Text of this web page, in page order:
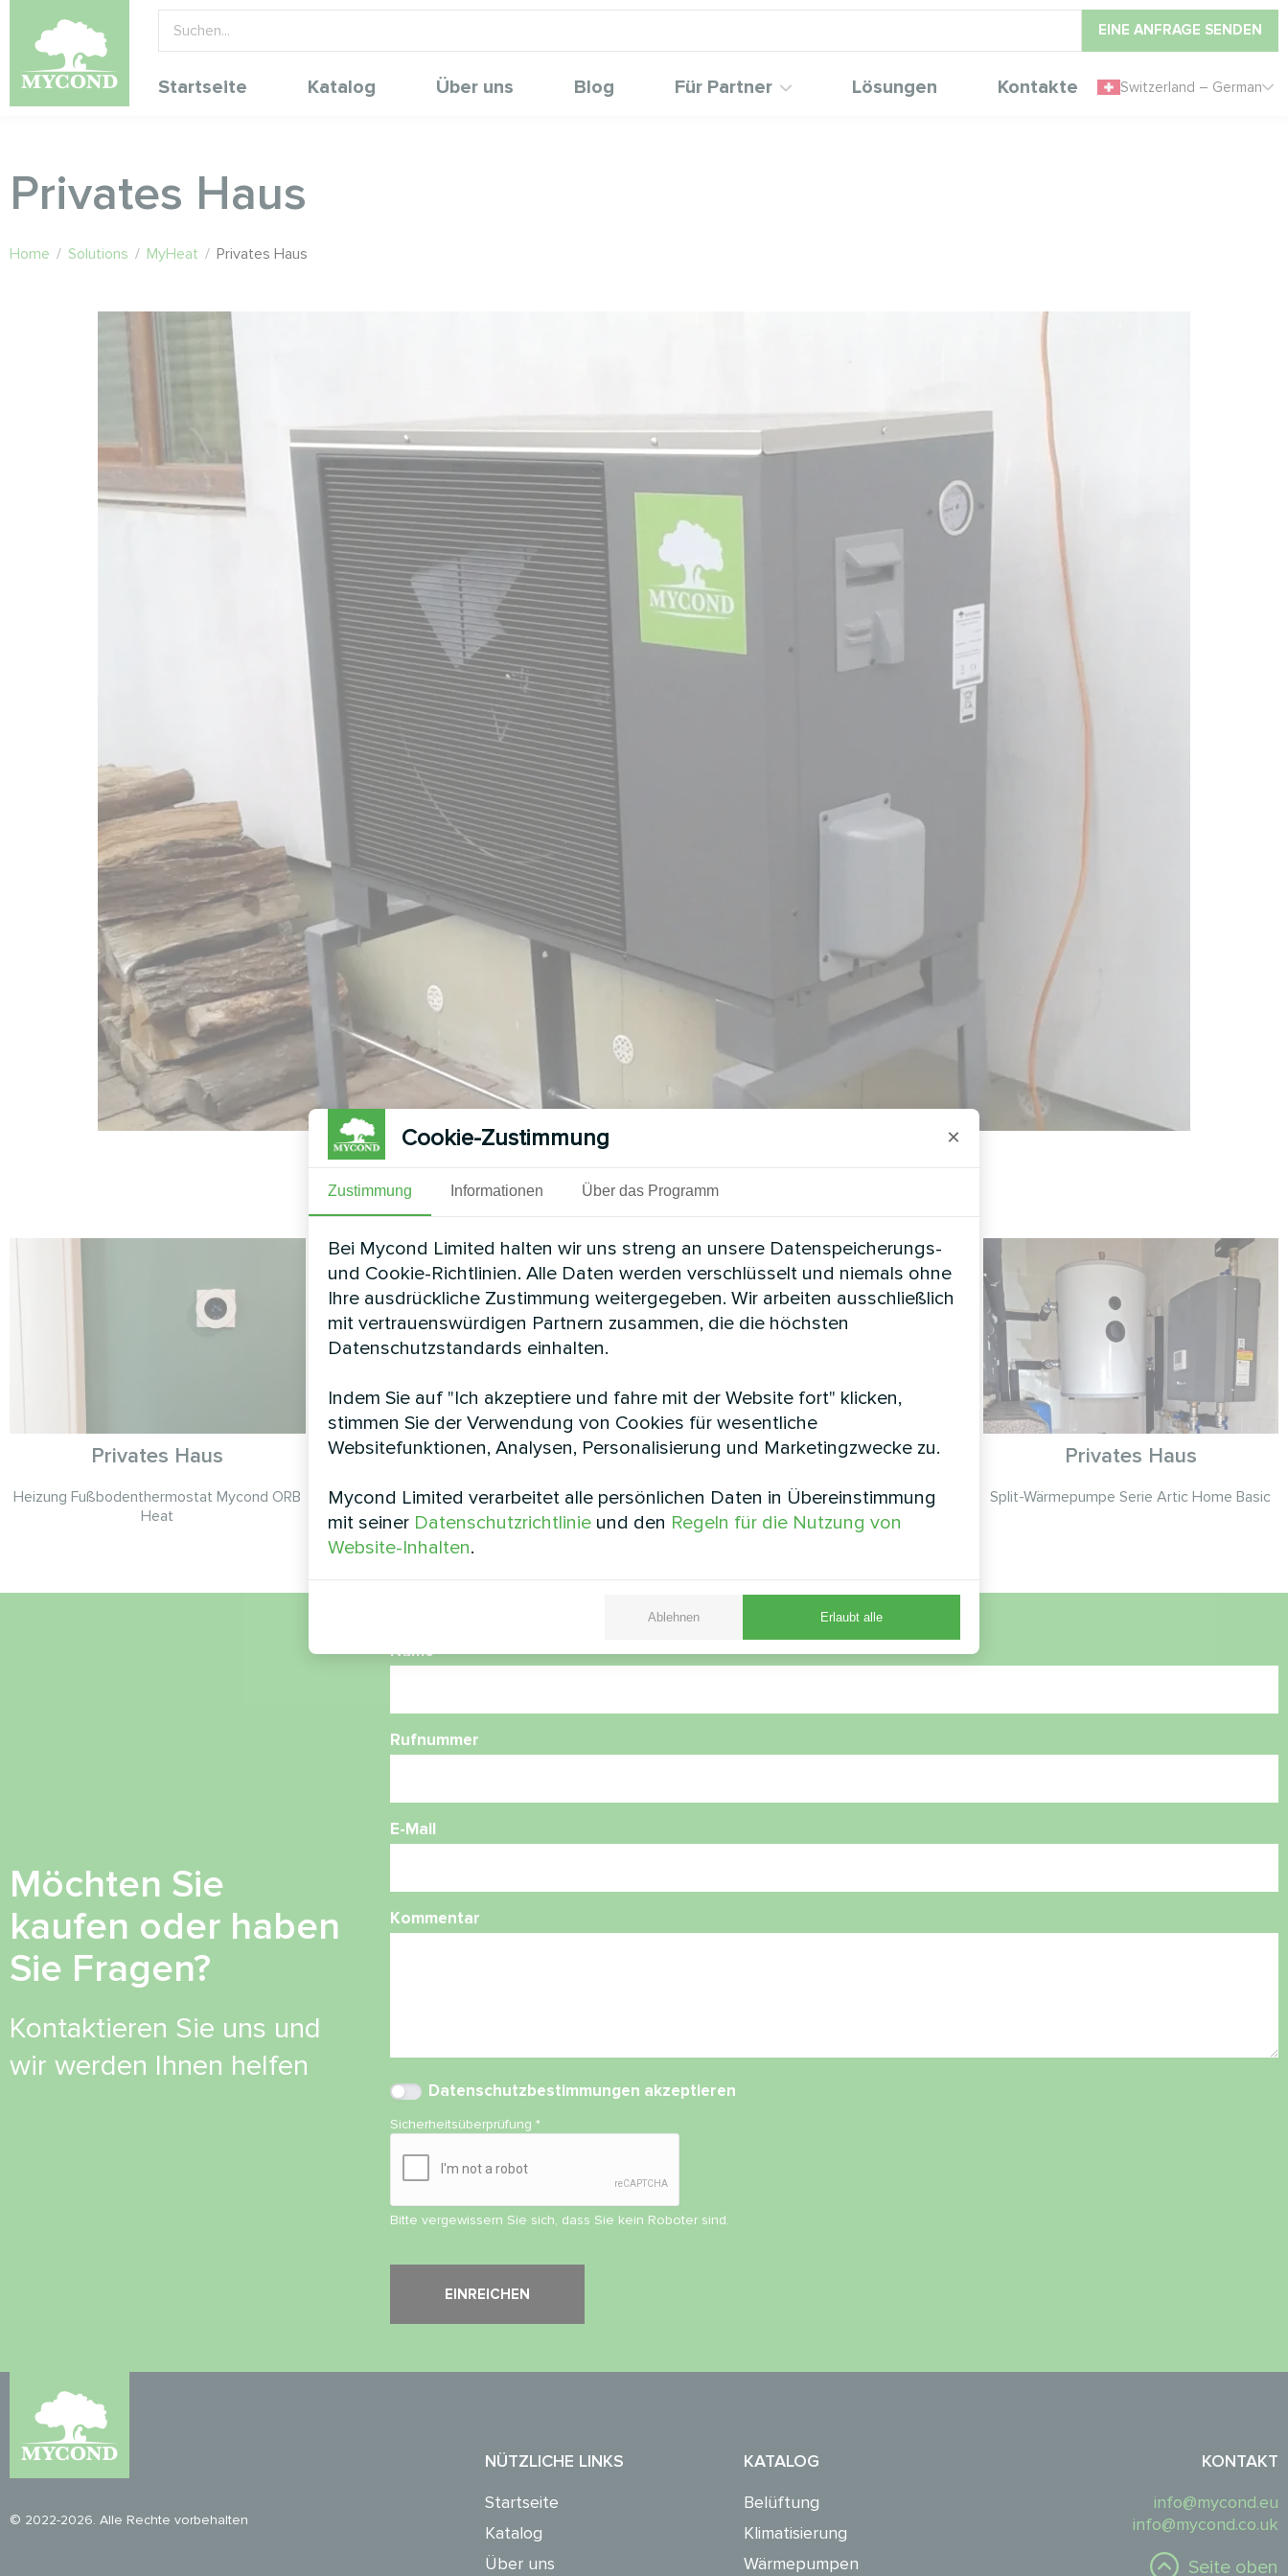
EINE ANFRAGE SENDEN
Startseite Katalog Über uns Blog Für Partner Lösungen Kontakte Switzerland – German
Privates Haus
Home / Solutions / MyHeat / Privates Haus
Siehe auch
Privates Haus
Heizung Fußbodenthermostat Mycond ORB
Heat
Amt für Wohnungswesen
Split-Wärmepumpe Hotstar-Serie und Split-
Wärmepumpe Artic Home Basic-Serie
Privates Haus
Split-Wärmepumpe Serie Artic Home Smart
Privates Haus
Split-Wärmepumpe Serie Artic Home Basic
Möchten Sie
kaufen oder haben
Sie Fragen?
Kontaktieren Sie uns und
wir werden Ihnen helfen
Name
Rufnummer
E-Mail
Kommentar
Datenschutzbestimmungen akzeptieren
Sicherheitsüberprüfung*
Bitte vergewissern Sie sich, dass Sie kein Roboter sind.
© 2022-2026. Alle Rechte vorbehalten
NÜTZLICHE LINKS
Startseite
Katalog
Über uns
KATALOG
Belüftung
Klimatisierung
Wärmepumpen
KONTAKT
info@mycond.eu
info@mycond.co.uk
Seite oben
Cookie-Zustimmung ×
Zustimmung Informationen Über das Programm
Bei Mycond Limited halten wir uns streng an unsere Datenspeicherungs-
und Cookie-Richtlinien. Alle Daten werden verschlüsselt und niemals ohne
Ihre ausdrückliche Zustimmung weitergegeben. Wir arbeiten ausschließlich
mit vertrauenswürdigen Partnern zusammen, die die höchsten
Datenschutzstandards einhalten.
Indem Sie auf "Ich akzeptiere und fahre mit der Website fort" klicken,
stimmen Sie der Verwendung von Cookies für wesentliche
Websitefunktionen, Analysen, Personalisierung und Marketingzwecke zu.
Mycond Limited verarbeitet alle persönlichen Daten in Übereinstimmung
mit seiner Datenschutzrichtlinie und den Regeln für die Nutzung von
Website-Inhalten.
Ablehnen Erlaubt alle